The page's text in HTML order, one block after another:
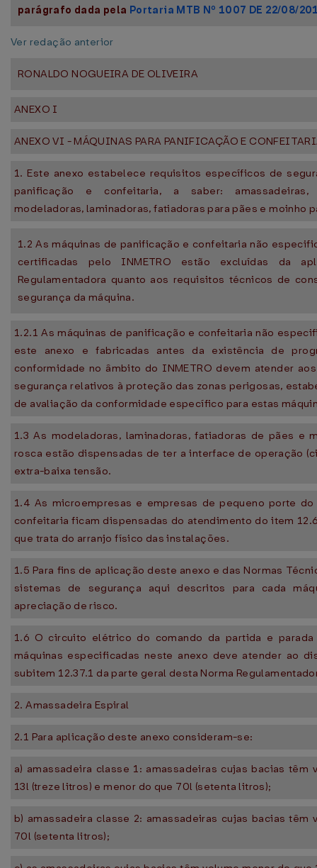
parágrafo dada pela Portaria MTB Nº 1007 DE 22/08/
Ver redação anterior
RONALDO NOGUEIRA DE OLIVEIRA
ANEXO I
ANEXO VI - MÁQUINAS PARA PANIFICAÇÃO E
1. Este anexo estabelece requisitos específicos de
panificação e confeitaria, a saber: amassadeiras,
modeladoras, laminadoras, fatiadoras para pães e moinho
1.2 As máquinas de panificação e confeitaria não
certificadas pelo INMETRO estão excluídas da
Regulamentadora quanto aos requisitos técnicos de
segurança da máquina.
1.2.1 As máquinas de panificação e confeitaria não
este anexo e fabricadas antes da existência de
conformidade no âmbito do INMETRO devem atender
segurança relativos à proteção das zonas perigosas,
de avaliação da conformidade específico para estas
1.3 As modeladoras, laminadoras, fatiadoras de pães e
rosca estão dispensadas de ter a interface de operação
extra-baixa tensão.
1.4 As microempresas e empresas de pequeno porte
confeitaria ficam dispensadas do atendimento do item
que trata do arranjo físico das instalações.
1.5 Para fins de aplicação deste anexo e das Normas
sistemas de segurança aqui descritos para cada
apreciação de risco.
1.6 O circuito elétrico do comando da partida e
máquinas especificadas neste anexo deve atender ao
subitem 12.37.1 da parte geral desta Norma
2. Amassadeira Espiral
2.1 Para aplicação deste anexo consideram-se:
a) amassadeira classe 1: amassadeiras cujas bacias têm
13l (treze litros) e menor do que 70l (setenta litros);
b) amassadeira classe 2: amassadeiras cujas bacias têm
70l (setenta litros);